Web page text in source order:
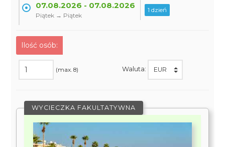
07.08.2026 - 07.08.2026
Piątek → Piątek
1 dzień
Ilość osób:
(max. 8) Waluta:
WYCIECZKA FAKULTATYWNA